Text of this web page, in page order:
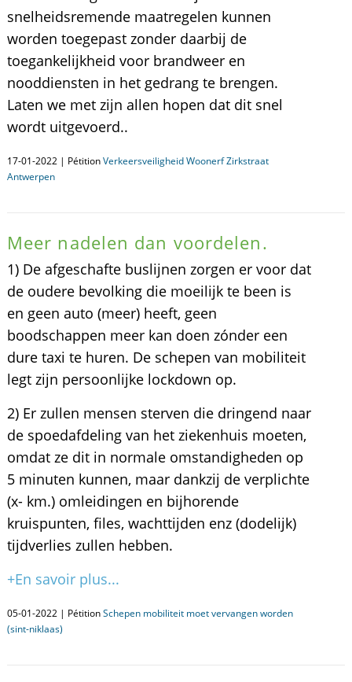
snelheidsremende maatregelen kunnen
worden toegepast zonder daarbij de
toegankelijkheid voor brandweer en
nooddiensten in het gedrang te brengen.
Laten we met zijn allen hopen dat dit snel
wordt uitgevoerd..
17-01-2022 | PétitionVerkeersveiligheid Woonerf Zirkstraat
Antwerpen
Meer nadelen dan voordelen.
1) De afgeschafte buslijnen zorgen er voor dat
de oudere bevolking die moeilijk te been is
en geen auto (meer) heeft, geen
boodschappen meer kan doen zónder een
dure taxi te huren. De schepen van mobiliteit
legt zijn persoonlijke lockdown op.
2) Er zullen mensen sterven die dringend naar
de spoedafdeling van het ziekenhuis moeten,
omdat ze dit in normale omstandigheden op
5 minuten kunnen, maar dankzij de verplichte
(x- km.) omleidingen en bijhorende
kruispunten, files, wachttijden enz (dodelijk)
tijdverlies zullen hebben.
+En savoir plus...
05-01-2022 | PétitionSchepen mobiliteit moet vervangen worden
(sint-niklaas)